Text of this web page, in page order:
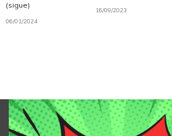
(sigue)
06/01/2024
16/09/2023